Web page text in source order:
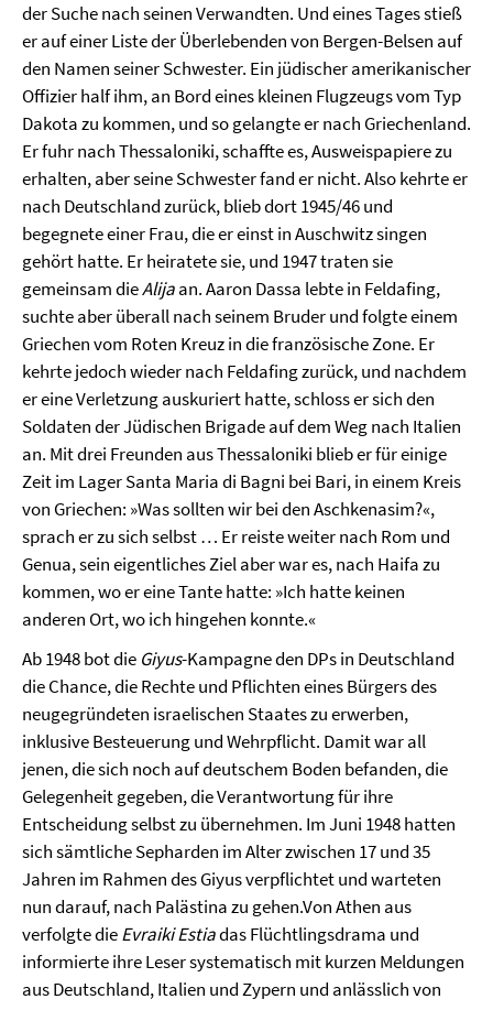
der Suche nach seinen Verwandten. Und eines Tages stieß
er auf einer Liste der Überlebenden von Bergen-Belsen auf
den Namen seiner Schwester. Ein jüdischer amerikanischer
Offizier half ihm, an Bord eines kleinen Flugzeugs vom Typ
Dakota zu kommen, und so gelangte er nach Griechenland.
Er fuhr nach Thessaloniki, schaffte es, Ausweispapiere zu
erhalten, aber seine Schwester fand er nicht. Also kehrte er
nach Deutschland zurück, blieb dort 1945/46 und
begegnete einer Frau, die er einst in Auschwitz singen
gehört hatte. Er heiratete sie, und 1947 traten sie
gemeinsam dieAlijaan. Aaron Dassa lebte in Feldafing,
suchte aber überall nach seinem Bruder und folgte einem
Griechen vom Roten Kreuz in die französische Zone. Er
kehrte jedoch wieder nach Feldafing zurück, und nachdem
er eine Verletzung auskuriert hatte, schloss er sich den
Soldaten der Jüdischen Brigade auf dem Weg nach Italien
an. Mit drei Freunden aus Thessaloniki blieb er für einige
Zeit im Lager Santa Maria di Bagni bei Bari, in einem Kreis
von Griechen: »Was sollten wir bei den Aschkenasim?«,
sprach er zu sich selbst … Er reiste weiter nach Rom und
Genua, sein eigentliches Ziel aber war es, nach Haifa zu
kommen, wo er eine Tante hatte: »Ich hatte keinen
anderen Ort, wo ich hingehen konnte.«
Ab 1948 bot die Giyus-Kampagne den DPs in Deutschland
die Chance, die Rechte und Pflichten eines Bürgers des
neugegründeten israelischen Staates zu erwerben,
inklusive Besteuerung und Wehrpflicht. Damit war all
jenen, die sich noch auf deutschem Boden befanden, die
Gelegenheit gegeben, die Verantwortung für ihre
Entscheidung selbst zu übernehmen. Im Juni 1948 hatten
sich sämtliche Sepharden im Alter zwischen 17 und 35
Jahren im Rahmen des Giyus verpflichtet und warteten
nun darauf, nach Palästina zu gehen.Von Athen aus
verfolgte dieEvraiki Estiadas Flüchtlingsdrama und
informierte ihre Leser systematisch mit kurzen Meldungen
aus Deutschland, Italien und Zypern und anlässlich von